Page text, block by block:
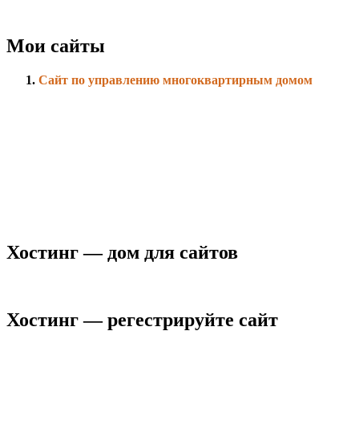
Мои сайты
Сайт по управлению многоквартирным домом
Хостинг — дом для сайтов
Хостинг — регестрируйте сайт